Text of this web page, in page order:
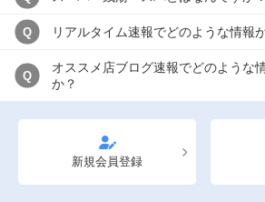
Q リアルタイム速報でどのような情報
Q
オススメ店ブログ速報でどのような
か？
新規会員登録